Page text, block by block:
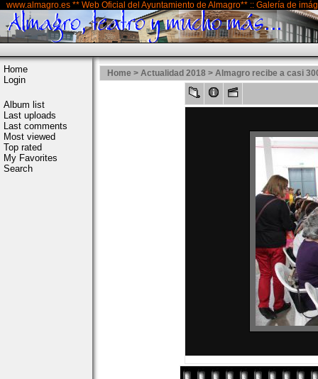
www.almagro.es ** Web Oficial del Ayuntamiento de Almagro** :: Galería de
Home
Login
Album list
Last uploads
Last comments
Most viewed
Top rated
My Favorites
Search
Home > Actualidad 2018 > Almagro recibe a casi